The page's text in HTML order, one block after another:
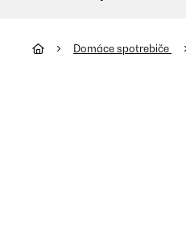
Domáce spotrebiče